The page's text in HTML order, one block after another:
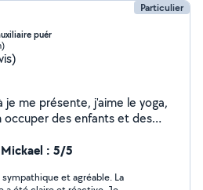
Particulier
puér
je me présente, j'aime le yoga,
occuper des enfants et des
: 5/5
et agréable. La